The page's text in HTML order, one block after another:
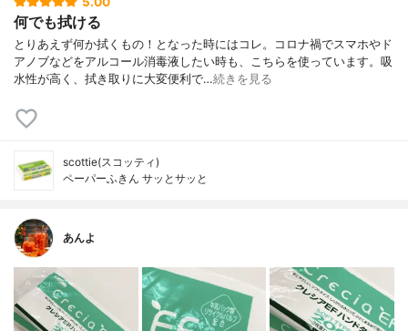
何でも拭ける
とりあえず何か拭くもの！となった時にはコレ。コロナ禍でスマホやド
アノブなどをアルコール消毒液したい時も、こちらを使っています。吸
水性が高く、拭き取りに大変便利で…続きを見る
scottie(スコッティ)
ペーパーふきん サッとサッと
あんよ